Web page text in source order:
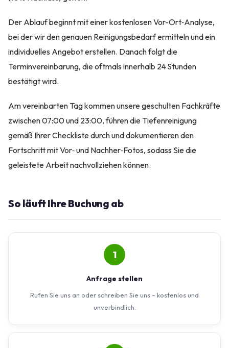
Der Ablauf beginnt mit einer kostenlosen Vor-Ort‑Analyse,
bei der wir den genauen Reinigungsbedarf ermitteln und ein
individuelles Angebot erstellen. Danach folgt die
Terminvereinbarung, die oftmals innerhalb 24 Stunden
bestätigt wird.
Am vereinbarten Tag kommen unsere geschulten Fachkräfte
zwischen 07:00 und 23:00, führen die Tiefenreinigung
gemäß Ihrer Checkliste durch und dokumentieren den
Fortschritt mit Vor‑ und Nachher‑Fotos, sodass Sie die
geleistete Arbeit nachvollziehen können.
So läuft Ihre Buchung ab
1
Anfrage stellen
Rufen Sie uns an oder schreiben Sie uns – kostenlos und
unverbindlich.